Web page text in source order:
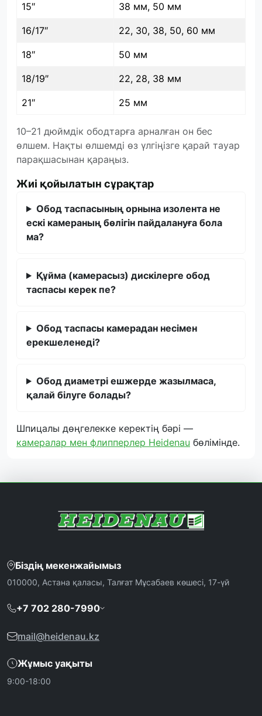
15″ 38 мм, 50 мм
16/17″ 22, 30, 38, 50, 60 мм
18″ 50 мм
18/19″ 22, 28, 38 мм
21″ 25 мм
10–21 дюймдік ободтарға арналған он бес
өлшем. Нақты өлшемді өз үлгіңізге қарай тауар
парақшасынан қараңыз.
Жиі қойылатын сұрақтар
Обод таспасының орнына изолента не
ескі камераның бөлігін пайдалануға бола
ма?
Құйма (камерасыз) дискілерге обод
таспасы керек пе?
Обод таспасы камерадан несімен
ерекшеленеді?
Обод диаметрі ешжерде жазылмаса,
қалай білуге болады?
Шпицалы дөңгелекке керектің бәрі —
камералар мен флипперлер Heidenau бөлімінде.
Біздің мекенжайымыз
010000, Астана қаласы, Талғат Мұсабаев көшесі, 17-үй
+7 702 280-7990
mail@heidenau.kz
Жұмыс уақыты
9:00-18:00